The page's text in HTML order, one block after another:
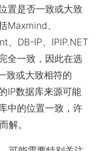
置是否一致或大致
Maxmind、
、DB-IP、IPIP.NET
全一致，因此在选
致或大致相符的
IP数据库来源可能
中的位置一致，许
解。